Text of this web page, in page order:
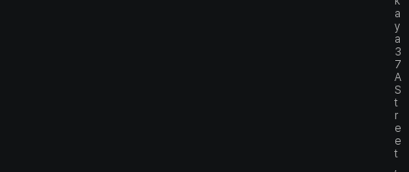
a
y
a
3
7
A
S
t
r
e
e
t